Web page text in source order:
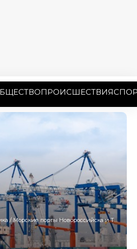
ПРОИСШЕСТВИЯ
/ Морские порты Новороссийска и Тамани ждет масштабная модернизация